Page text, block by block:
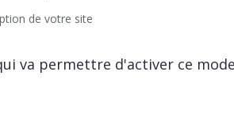
de votre site
va permettre d'activer ce